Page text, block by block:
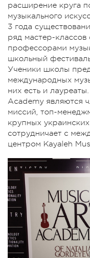
расширение круга
музыкального
3 года
ряд мастер-классов
профессорами
школьный
Ученики школы
международных
них есть и
Academy являются
миссий, топ-
крупных
сотрудничает с
центром Kayaleh